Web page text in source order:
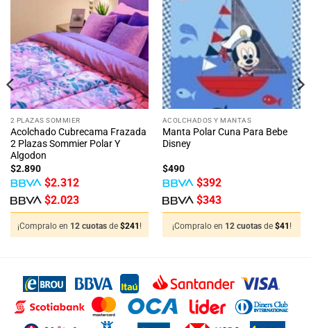
Añadir
a la
lista
deseos
2 PLAZAS SOMMIER
Acolchado Cubrecama Frazada
2 Plazas Sommier Polar Y
Algodon
$2.890
$2.312
$2.023
¡Compralo en 12 cuotas de $241 !
Añadir
deseos
ACOLCHADOS Y MANTAS
Manta Polar Cuna Para Bebe
Disney
$490
$392
$343
¡Compralo en 12 cuotas de $41 !